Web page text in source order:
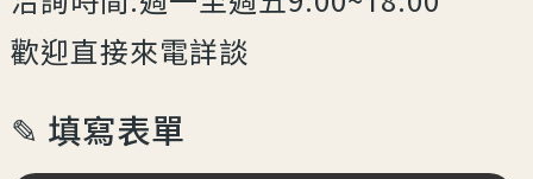
歡迎直接來電詳談
✎ 填寫表單